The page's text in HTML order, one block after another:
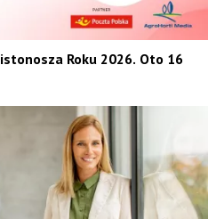
Roku 2026. Oto 16